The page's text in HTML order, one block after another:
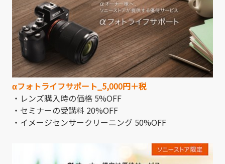
αフォトライフサポート_5,000円＋税
・レンズ購入時の価格 5%OFF
・セミナーの受講料 20%OFF
・イメージセンサークリーニング 50%OFF